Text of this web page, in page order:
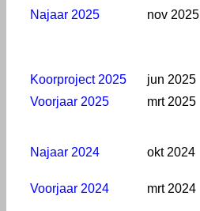
Najaar 2025
nov 2025
Koorproject 2025
jun 2025
Voorjaar 2025
mrt 2025
Najaar 2024
okt 2024
Voorjaar 2024
mrt 2024